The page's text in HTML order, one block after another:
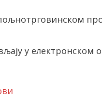
у електронском